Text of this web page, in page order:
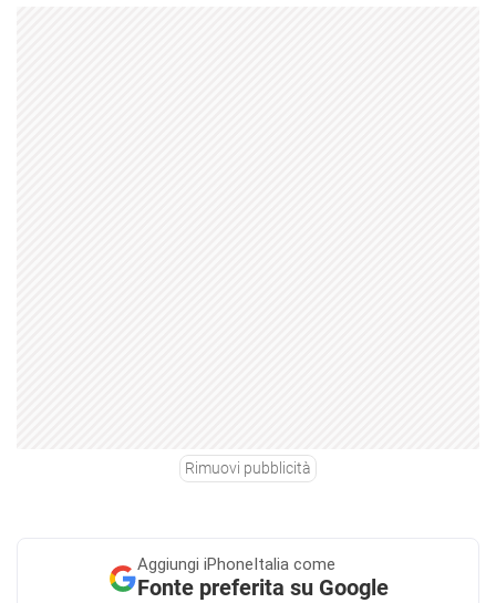
Rimuovi pubblicità
Aggiungi iPhoneItalia come
Fonte preferita su Google